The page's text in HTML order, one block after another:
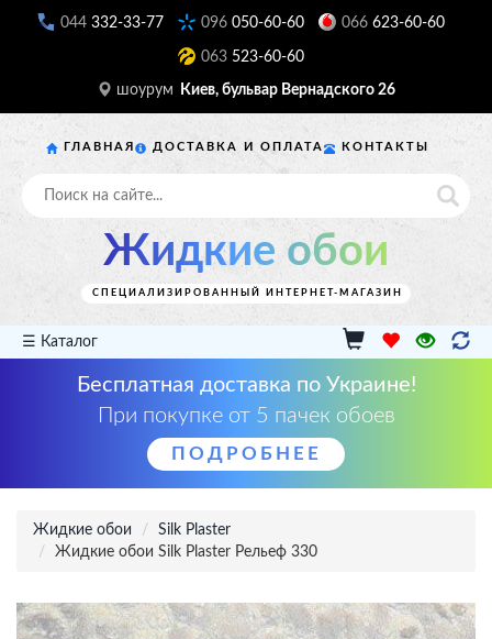
044 332-33-77 096 050-60-60 066 623-60-60
063 523-60-60
шоурум Киев, бульвар Вернадского 26
ГЛАВНАЯ ДОСТАВКА И ОПЛАТА КОНТАКТЫ
Жидкие обои
СПЕЦИАЛИЗИРОВАННЫЙ ИНТЕРНЕТ-МАГАЗИН
☰ Каталог
Бесплатная доставка по Украине!
При покупке от 5 пачек обоев
ПОДРОБНЕЕ
Жидкие обои
Silk Plaster
Жидкие обои Silk Plaster Рельеф 330